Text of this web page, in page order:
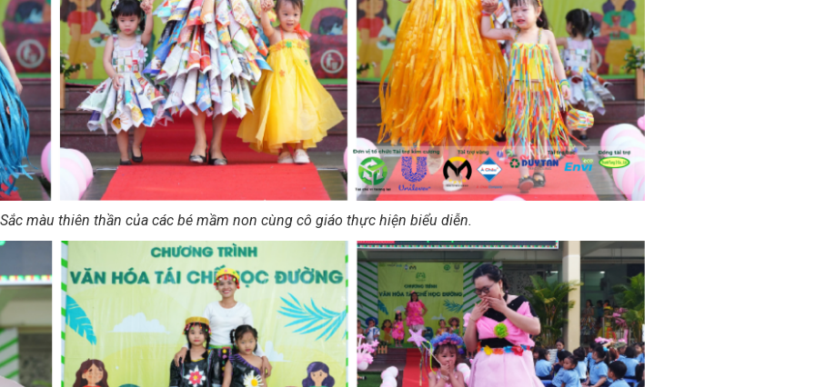
màu thiên thần của các bé mầm non cùng cô giáo thực hiện biểu diễn.